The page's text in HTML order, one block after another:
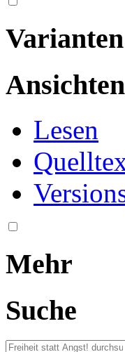
Varianten
Ansichten
Lesen
Mehr
Suche